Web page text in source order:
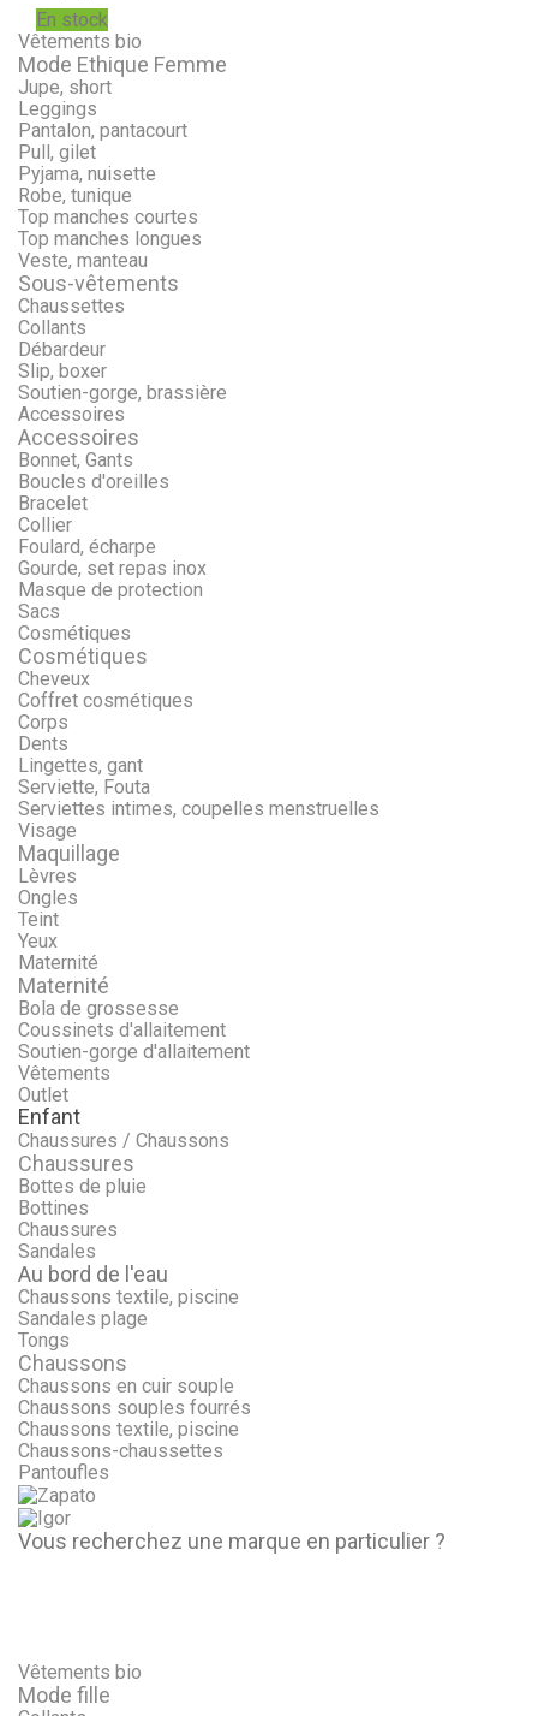
En stock
Vêtements bio
Mode Ethique Femme
Jupe, short
Leggings
Pantalon, pantacourt
Pull, gilet
Pyjama, nuisette
Robe, tunique
Top manches courtes
Top manches longues
Veste, manteau
Sous-vêtements
Chaussettes
Collants
Débardeur
Slip, boxer
Soutien-gorge, brassière
Accessoires
Accessoires
Bonnet, Gants
Boucles d'oreilles
Bracelet
Collier
Foulard, écharpe
Gourde, set repas inox
Masque de protection
Sacs
Cosmétiques
Cosmétiques
Cheveux
Coffret cosmétiques
Corps
Dents
Lingettes, gant
Serviette, Fouta
Serviettes intimes, coupelles menstruelles
Visage
Maquillage
Lèvres
Ongles
Teint
Yeux
Maternité
Maternité
Bola de grossesse
Coussinets d'allaitement
Soutien-gorge d'allaitement
Vêtements
Outlet
Enfant
Chaussures / Chaussons
Chaussures
Bottes de pluie
Bottines
Chaussures
Sandales
Au bord de l'eau
Chaussons textile, piscine
Sandales plage
Tongs
Chaussons
Chaussons en cuir souple
Chaussons souples fourrés
Chaussons textile, piscine
Chaussons-chaussettes
Pantoufles
Vous recherchez une marque en particulier ?
Vêtements bio
Mode fille